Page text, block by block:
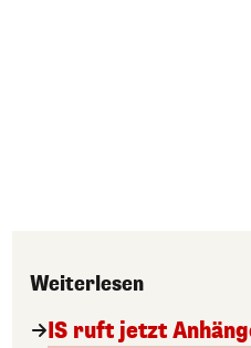
Weiterlesen
IS ruft jetzt